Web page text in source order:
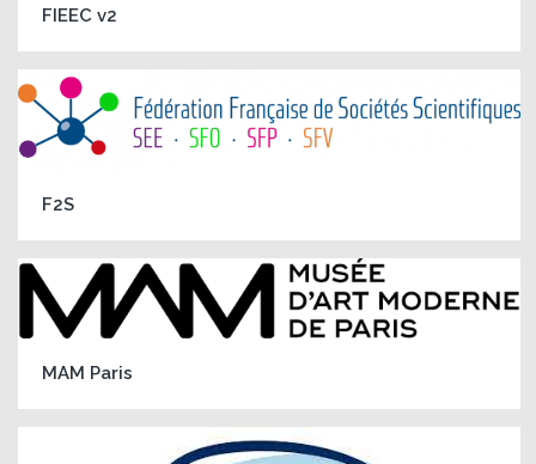
FIEEC v2
F2S
MAM Paris